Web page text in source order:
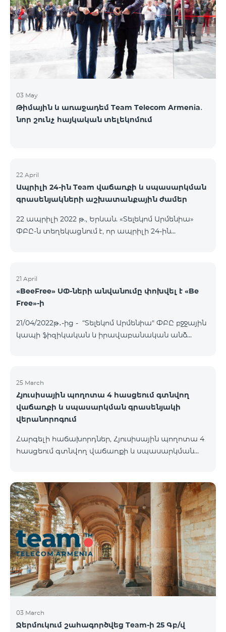
500 դրամ Ինտերնետ՝ 8000 դրամ/ՄԲ Երկրների
ցանկ՝ Անգոլա, Բերմուդյան կղզիներ, Բահամյան
կղզիներ, Բուրկինա Ֆասո, Դոմինիկյան
Հանրապետություն, Կաբո Վերդե, Կուբա,
Հասարակածային Գվինեա, Եթովպիա, Գամբիա,
Գվինեա
03 May
Թիմային և առաջադեմ Team Telecom Armenia․
նոր շունչ հայկական տելեկոմում
22 April
Ապրիլի 24-ին Team վաճառքի և սպասարկման
գրասենյակների աշխատանքային ժամեր
22 ապրիլի 2022 թ., Երևան. «Տելեկոմ Արմենիա»
ՓԲԸ-ն տեղեկացնում է, որ ապրիլի 24-ին
Ընկերության այլ վաճառքի և սպասարկման
գրասենյակները ապրիլի 24-ին փակ են լինելու։
Ամիրյան Ամիրյան փողոց 3 , 42 տարածք 09:00-
խանութ 09:00-24:00 Օդանավակայան «Արմենիա
միջազգային օդանավակայան»
21 April
«BeeFree» ՍՓ-ների անվանումը փոխվել է «Be
Free»-ի
21/04/2022թ․-ից - “Տելեկոմ Արմենիա" ՓԲԸ բջջային
կապի ֆիզիկական և իրավաբանական անձ
25 March
Հյուսիսային պողոտա 4 հասցեում գտնվող
վաճառքի և սպասարկման գրասենյակի
վերանորոգում
Հարգելի հաճախորդներ, Հյուսիսային պողոտա 4
հասցեում գտնվող վաճառքի և սպասարկման
աշխատանքը 01.05.2022-ից։ Հայցում ենք ձեր
ներողամտությունը։ Հարցերի դեպքում
զանգահարեք 100 կամ մոտեցեք մոտակա
գրասենյակներ ` Ամիրյան 3 ( Երկ-Կիրակի 09:00-
24:00 ) 900 մետր 12 րոպե Աբովյան 21 ( Երկ-
Կիրակի 09:00-24:00 ) 700 մետր – 10 րոպե Բոլոր
վաճառքի և սպասարկման գրասենյակների
հասցեներին, ինչպես նաև աշխատանքային ժամե
03 March
Ջերմուկում շահագործվեց Team-ի 25 Գբ/վ